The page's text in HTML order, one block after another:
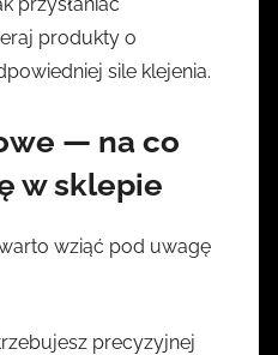
produkty o
sile klejenia.
— na co
w sklepie
wziąć pod uwagę
precyzyjnej